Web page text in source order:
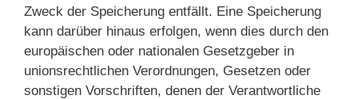
Zweck der Speicherung entfällt. Eine Speicherung
kann darüber hinaus erfolgen, wenn dies durch den
europäischen oder nationalen Gesetzgeber in
unionsrechtlichen Verordnungen, Gesetzen oder
sonstigen Vorschriften, denen der Verantwortliche